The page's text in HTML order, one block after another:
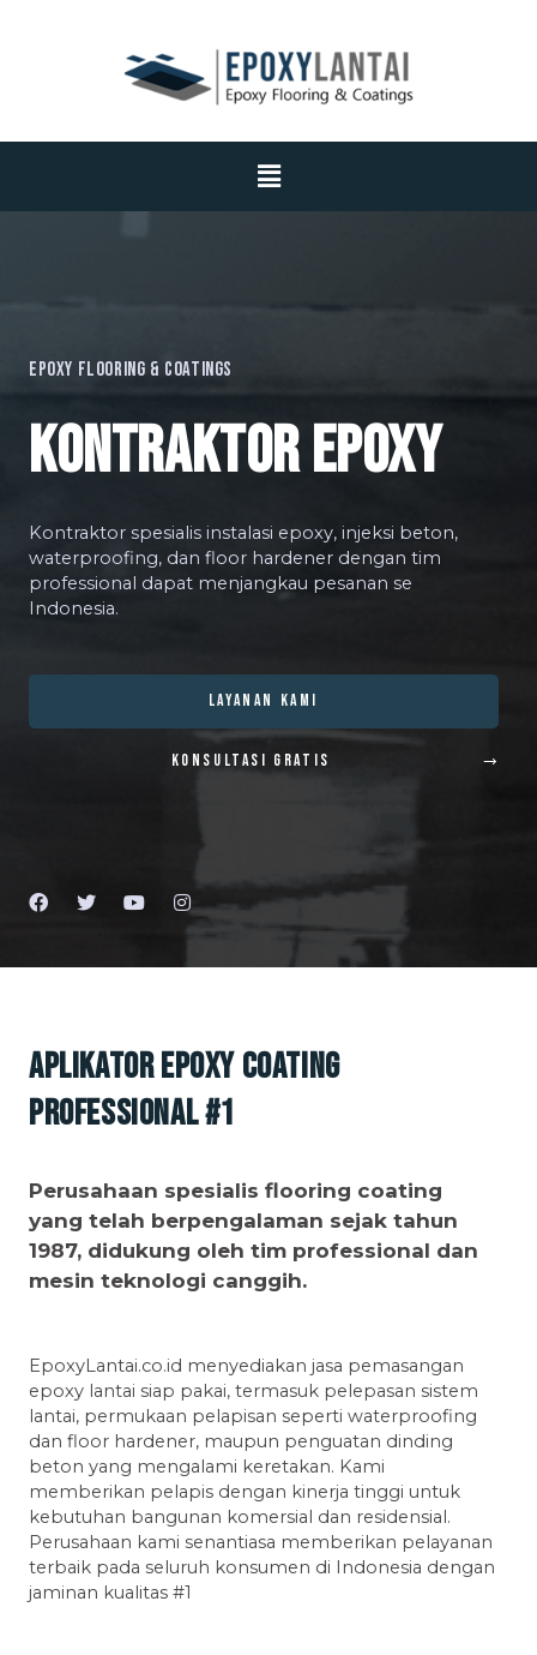
Epoxy Flooring & Coatings
KONTRAKTOR EPOXY
Kontraktor spesialis instalasi epoxy, injeksi beton,
waterproofing, dan floor hardener dengan tim
professional dapat menjangkau pesanan se
Indonesia.
LAYANAN KAMI
KONSULTASI GRATIS
Aplikator Epoxy Coating
Professional #1
Perusahaan spesialis flooring coating
yang telah berpengalaman sejak tahun
1987, didukung oleh tim professional dan
mesin teknologi canggih.
EpoxyLantai.co.id menyediakan jasa pemasangan
epoxy lantai siap pakai, termasuk pelepasan sistem
lantai, permukaan pelapisan seperti waterproofing
dan floor hardener, maupun penguatan dinding
beton yang mengalami keretakan. Kami
memberikan pelapis dengan kinerja tinggi untuk
kebutuhan bangunan komersial dan residensial.
Perusahaan kami senantiasa memberikan pelayanan
terbaik pada seluruh konsumen di Indonesia dengan
jaminan kualitas #1